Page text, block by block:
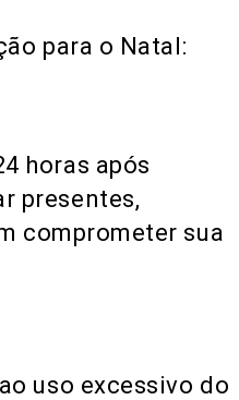
para o Natal:
horas após
presentes,
comprometer sua
uso excessivo do